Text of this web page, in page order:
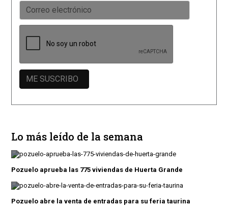
Lo más leído de la semana
Pozuelo aprueba las 775 viviendas de Huerta Grande
Pozuelo abre la venta de entradas para su feria taurina